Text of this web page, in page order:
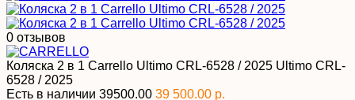
0 отзывов
Коляска 2 в 1 Carrello Ultimo CRL-6528 / 2025 Ultimo CRL-
6528 / 2025
Есть в наличии 39500.00 39 500.00 р.